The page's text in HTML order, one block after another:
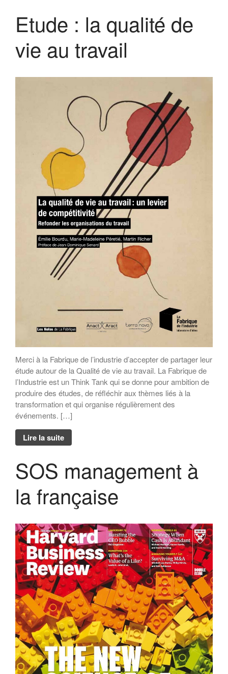
Etude : la qualité de
vie au travail
Merci à la Fabrique de l’industrie d’accepter de partager leur
étude autour de la Qualité de vie au travail. La Fabrique de
l’Industrie est un Think Tank qui se donne pour ambition de
produire des études, de réfléchir aux thèmes liés à la
transformation et qui organise régulièrement des
événements. […]
Lire la suite
SOS management à
la française